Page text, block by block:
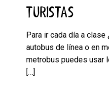
TURISTAS
Para ir cada día a
autobus de línea o en
metrobus puedes usar
[…]